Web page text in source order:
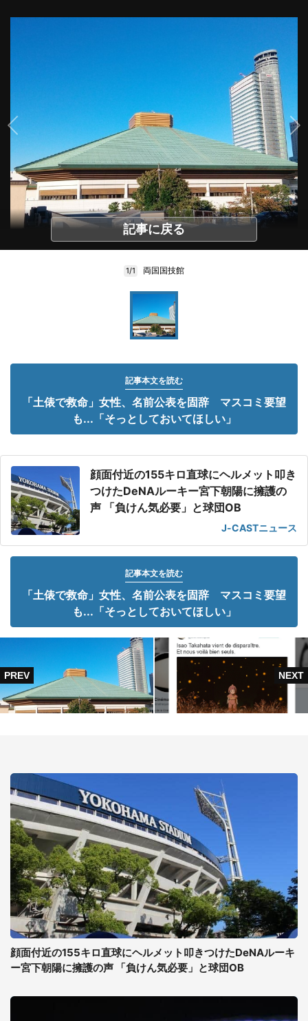
記事に戻る
1/1 両国国技館
記事本文を読む
「土俵で救命」女性、名前公表を固辞 マスコミ要望
も...「そっとしておいてほしい」
顔面付近の155キロ直球にヘルメット叩き
つけたDeNAルーキー宮下朝陽に擁護の
声 「負けん気必要」と球団OB
J-CASTニュース
記事本文を読む
「土俵で救命」女性、名前公表を固辞 マスコミ要望
も...「そっとしておいてほしい」
顔面付近の155キロ直球にヘルメット叩きつけたDeNAルーキ
ー宮下朝陽に擁護の声 「負けん気必要」と球団OB